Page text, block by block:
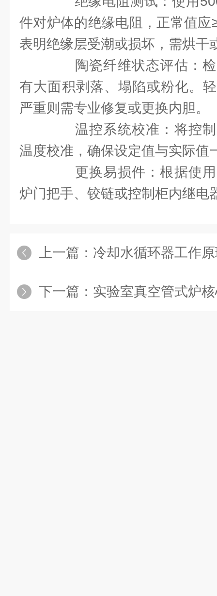
件对炉体的绝缘电阻，正常值
表明绝缘层受潮或损坏，需烘干
陶瓷纤维状态评估：检
有大面积剥落、塌陷或粉化。
严重则需专业修复或更换内胆。
温控系统校准：将控制
温度校准，确保设定值与实际值
更换易损件：根据使用
炉门把手、铰链或控制柜内继电
上一篇： 冷却水循环器工作原理详解：从
下一篇： 实验室真空管式炉核心技术解